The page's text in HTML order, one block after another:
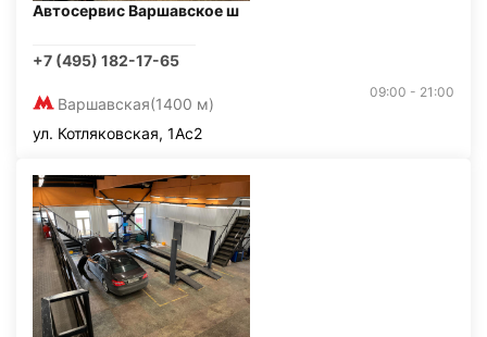
Автосервис Варшавское ш
+7 (495) 182-17-65
Варшавская(1400 м)
09:00 - 21:00
ул. Котляковская, 1Ас2